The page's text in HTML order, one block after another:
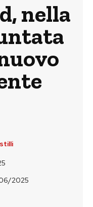
nella
2025